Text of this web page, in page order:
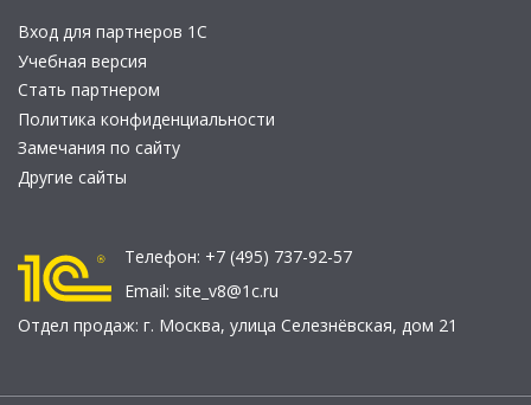
Вход для партнеров 1С
Учебная версия
Стать партнером
Политика конфиденциальности
Замечания по сайту
Другие сайты
Телефон: +7 (495) 737-92-57
Email: site_v8@1c.ru
Отдел продаж: г. Москва, улица Селезнёвская, дом 21